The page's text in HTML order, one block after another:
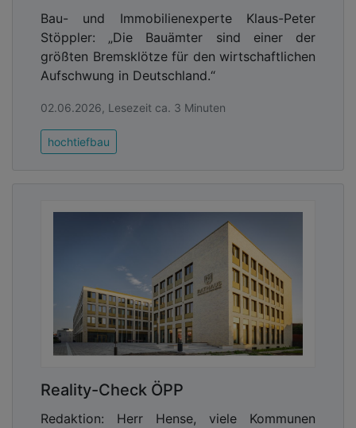
Bau- und Immobilienexperte Klaus-Peter
Stöppler: „Die Bauämter sind einer der
größten Bremsklötze für den wirtschaftlichen
Aufschwung in Deutschland.“
02.06.2026, Lesezeit ca. 3 Minuten
hochtiefbau
Reality-Check ÖPP
Redaktion: Herr Hense, viele Kommunen